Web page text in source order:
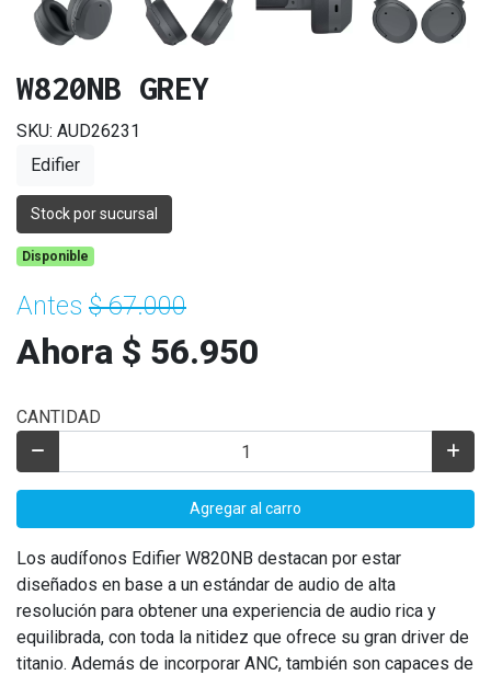
W820NB GREY
SKU: AUD26231
Edifier
Stock por sucursal
Disponible
Antes $ 67.000
Ahora $ 56.950
CANTIDAD
Agregar al carro
Los audífonos Edifier W820NB destacan por estar
diseñados en base a un estándar de audio de alta
resolución para obtener una experiencia de audio rica y
equilibrada, con toda la nitidez que ofrece su gran driver de
titanio. Además de incorporar ANC, también son capaces de